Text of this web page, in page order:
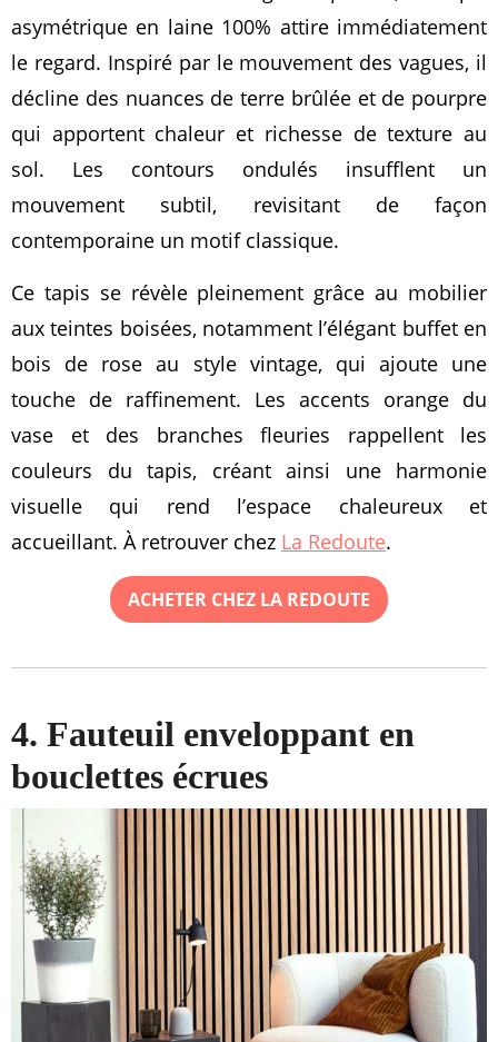
asymétrique en laine 100% attire immédiatement
le regard. Inspiré par le mouvement des vagues, il
décline des nuances de terre brûlée et de pourpre
qui apportent chaleur et richesse de texture au
sol. Les contours ondulés insufflent un
mouvement subtil, revisitant de façon
contemporaine un motif classique.
Ce tapis se révèle pleinement grâce au mobilier
aux teintes boisées, notamment l’élégant buffet en
bois de rose au style vintage, qui ajoute une
touche de raffinement. Les accents orange du
vase et des branches fleuries rappellent les
couleurs du tapis, créant ainsi une harmonie
visuelle qui rend l’espace chaleureux et
accueillant. À retrouver chez La Redoute.
ACHETER CHEZ LA REDOUTE
4. Fauteuil enveloppant en
bouclettes écrues